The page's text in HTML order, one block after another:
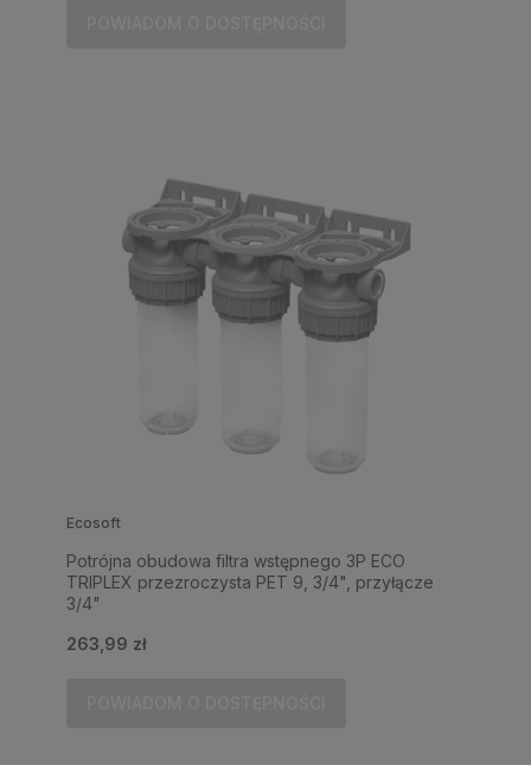
Ecosoft
Potrójna obudowa filtra wstępnego 3P ECO
TRIPLEX przezroczysta PET 9, 3/4", przyłącze
3/4"
263,99 zł